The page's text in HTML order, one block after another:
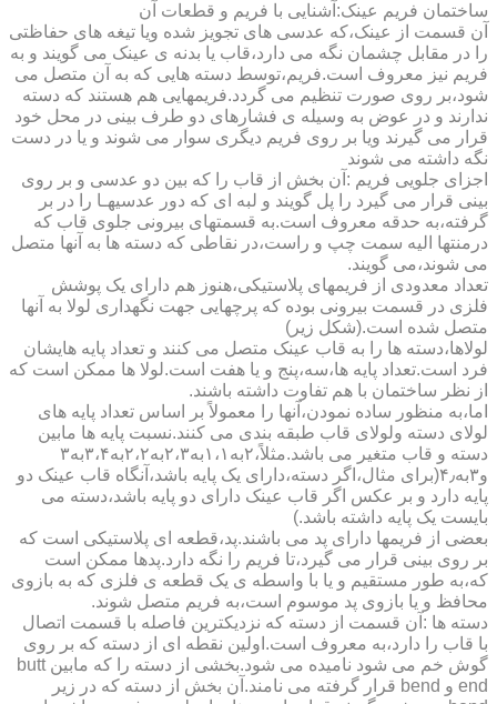
ساختمان فریم عینک:آشنایی با فریم و قطعات آن
آن قسمت از عینک،که عدسی های تجویز شده ویا تیغه های حفاظتی
را در مقابل چشمان نگه می دارد،قاب یا بدنه ی عینک می گویند و به
فریم نیز معروف است.فریم،توسط دسته هایی که به آن متصل می
شود،بر روی صورت تنظیم می گردد.فریمهایی هم هستند که دسته
ندارند و در عوض به وسیله ی فشارهای دو طرف بینی در محل خود
قرار می گیرند ویا بر روی فریم دیگری سوار می شوند و یا در دست
نگه داشته می شوند
اجزای جلویی فریم :آن بخش از قاب را که بین دو عدسی و بر روی
بینی قرار می گیرد را پل گویند و لبه ای که دور عدسیهـا را در بر
گرفته،به حدقه معروف است.به قسمتهای بیرونی جلوی قاب که
درمنتها الیه سمت چپ و راست،در نقاطی که دسته ها به آنها متصل
می شوند،می گویند.
تعداد معدودی از فریمهای پلاستیکی،هنوز هم دارای یک پوشش
فلزی در قسمت بیرونی بوده که پرچهایی جهت نگهداری لولا به آنها
متصل شده است.(شکل زیر)
لولاها،دسته ها را به قاب عینک متصل می کنند و تعداد پایه هایشان
فرد است.تعداد پایه ها،سه،پنج و یا هفت است.لولا ها ممکن است که
از نظر ساختمان با هم تفاوت داشته باشند.
اما،به منظور ساده نمودن،آنها را معمولاً بر اساس تعداد پایه های
لولای دسته ولولای قاب طبقه بندی می کنند.نسبت پایه ها مابین
دسته و قاب متغیر می باشد.مثلاً،۲به۱،۱به۲،۳به۲،۲به۳،۴به۳
و۳به۴٫(برای مثال،اگر دسته،دارای یک پایه باشد،آنگاه قاب عینک دو
پایه دارد و بر عکس اگر قاب عینک دارای دو پایه باشد،دسته می
بایست یک پایه داشته باشد.)
بعضی از فریمها دارای پد می باشند.پد،قطعه ای پلاستیکی است که
بر روی بینی قرار می گیرد،تا فریم را نگه دارد.پدها ممکن است
که،به طور مستقیم و یا با واسطه ی یک قطعه ی فلزی که به بازوی
محافظ و یا بازوی پد موسوم است،به فریم متصل شوند.
دسته ها :آن قسمت از دسته که نزدیکترین فاصله با قسمت اتصال
با قاب را دارد،به معروف است.اولین نقطه ای از دسته که بر روی
گوش خم می شود نامیده می شود.بخشی از دسته را که مابین butt
end و bend قرار گرفته می نامند.آن بخش از دسته که در زیر